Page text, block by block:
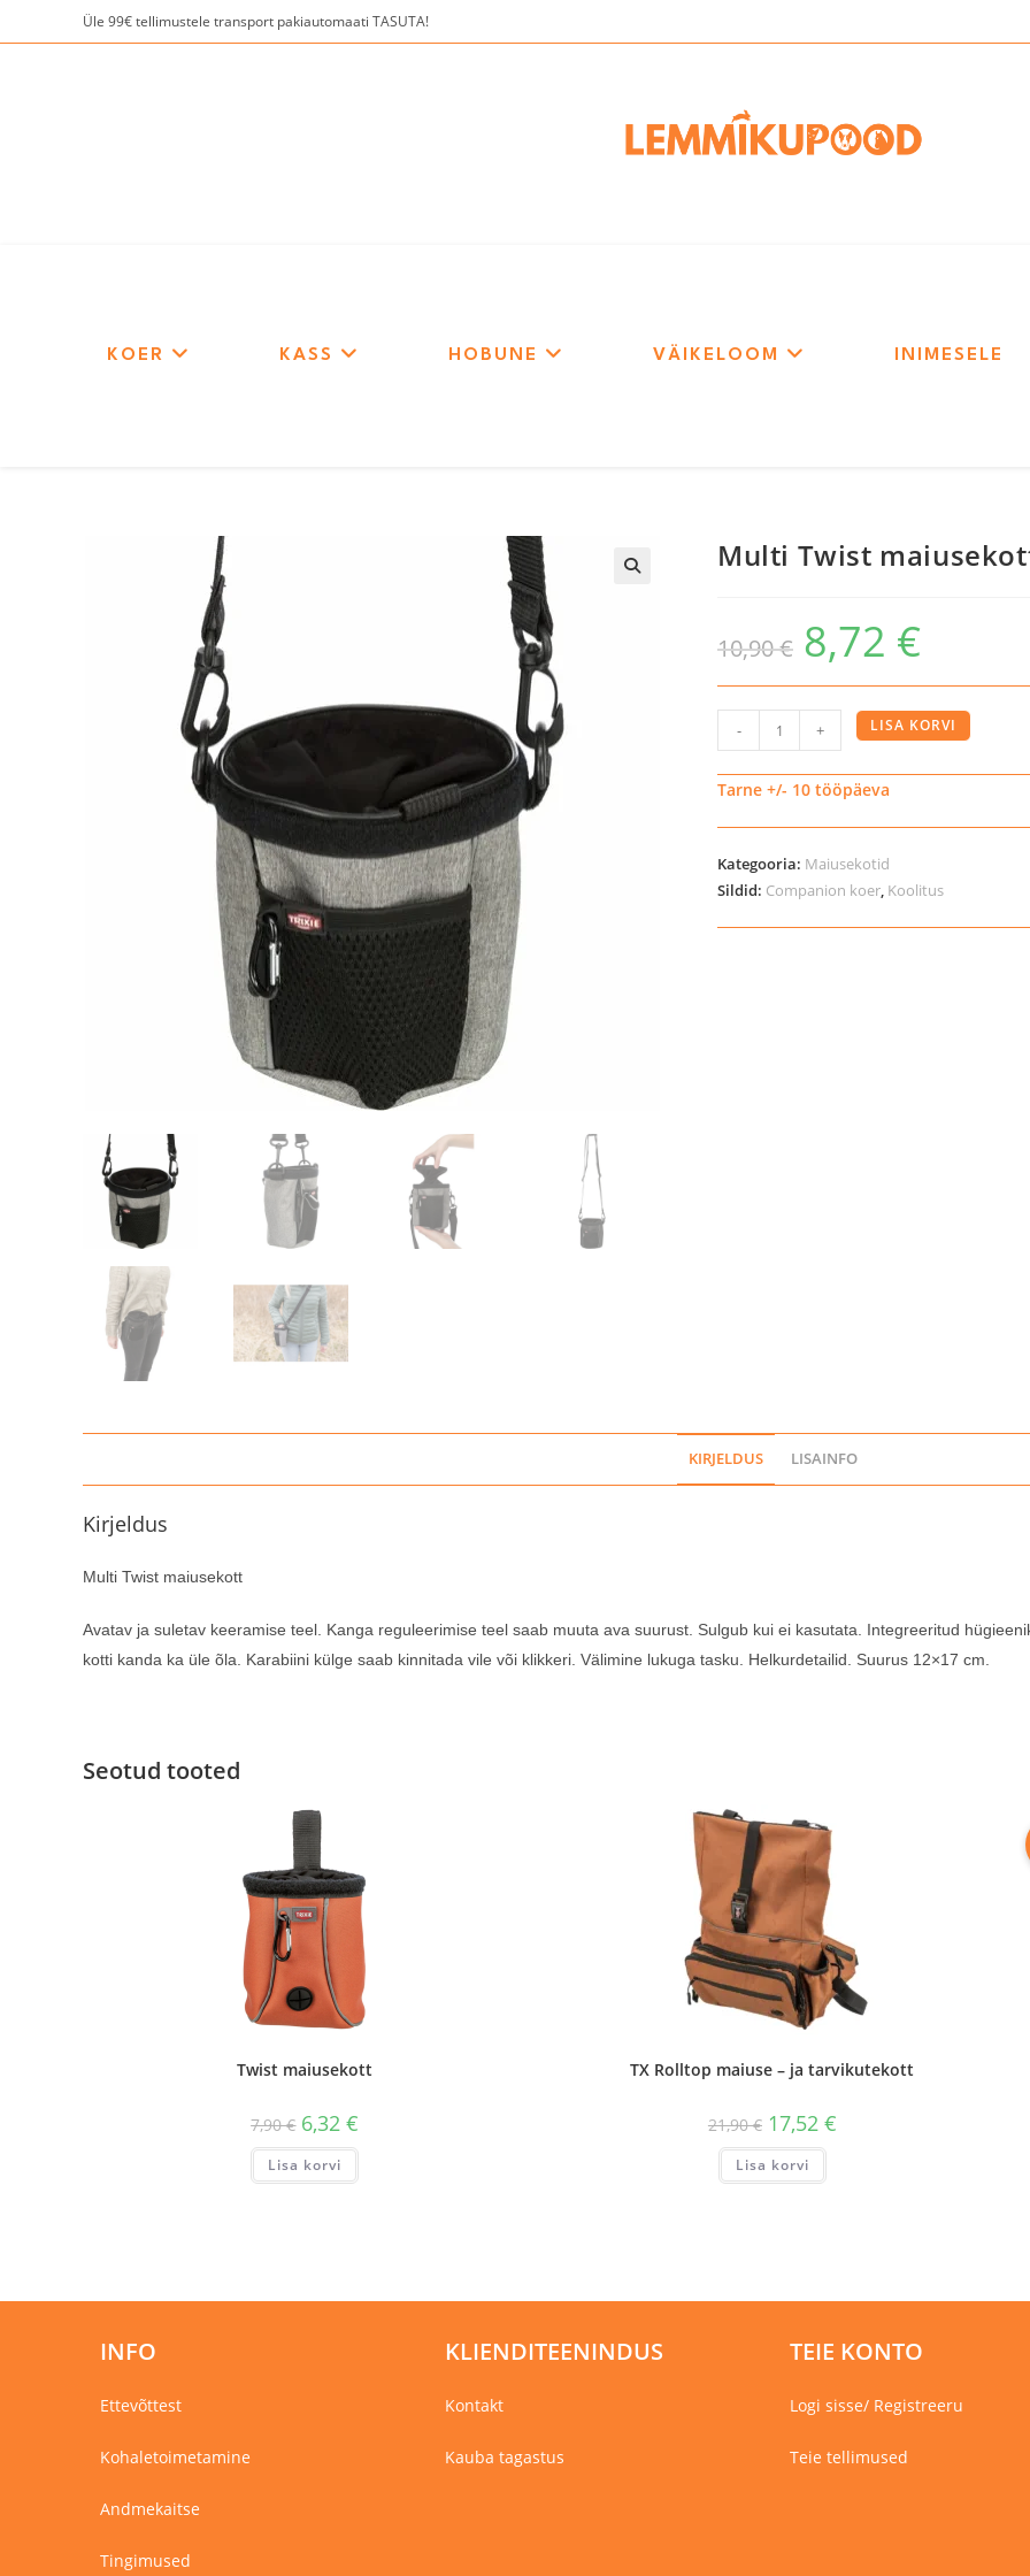
to
Üle 99€ tellimustele transport pakiautomaati TASUTA!
KOER KASS HOBUNE VÄIKELOOM INIMESELE
Multi Twist
10,90€ 8,72 €
Twist
maiusekott
- + LISA KORVI
Tarne +/- 10 tööpäeva
Kategooria: Maiusekotid
Sildid: Companion koer, Koolitus
KIRJELDUS LISAINFO
Kirjeldus
Multi Twist maiusekott
Avatav ja suletav keeramise teel. Kanga reguleerimise teel saab muuta ava suurust. Sulgub kui ei kasutata. Integreeritud
kotti kanda ka üle õla. Karabiini külge saab kinnitada vile või klikkeri. Välimine lukuga tasku. Helkurdetailid. Suurus 12×17 cm.
Seotud tooted
Twist maiusekott
7,90€ 6,32€
Lisa korvi
TX Rolltop maiuse – ja tarvikutekott
21,90€ 17,52 €
Lisa korvi
INFO
Ettevõttest
Kohaletoimetamine
Andmekaitse
Tingimused
KLIENDITEENINDUS
Kontakt
Kauba tagastus
TEIE KONTO
Logi sisse/ Registreeru
Teie tellimused